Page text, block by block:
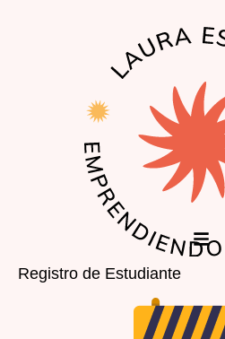
Registro de Estudiante